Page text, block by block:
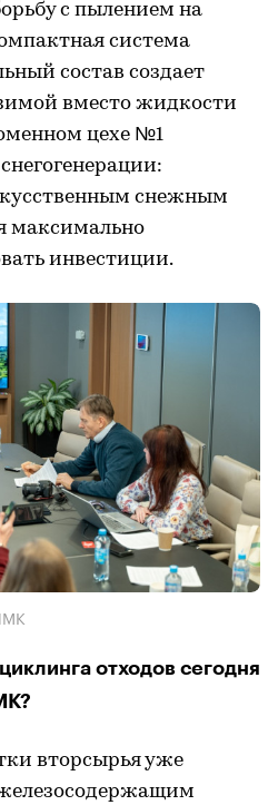
с пылением на
система
состав создает
вместо жидкости
цехе №1
снежным
максимально
инвестиции.
отходов сегодня
вторсырья уже